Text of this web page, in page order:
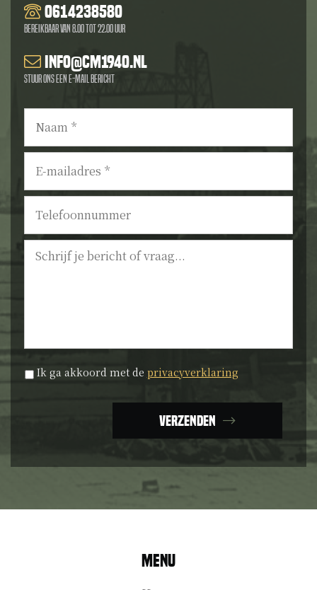
0614238580
Bereikbaar van 8.00 tot 22.00 uur
info@cm1940.nl
Stuur ons een e-mail bericht
Naam *
E-
mailadres *
Telefoonnummer
Bericht
Privacyverklaring *
Ik ga akkoord met de privacyverklaring
Verzenden
Menu